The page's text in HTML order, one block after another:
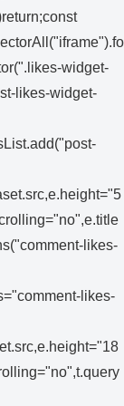
widget-
likes-widget-
likes-
likes-